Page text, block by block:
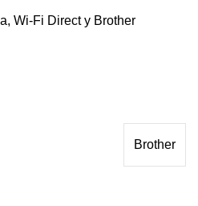
Wi-Fi Direct y Brother
Brother